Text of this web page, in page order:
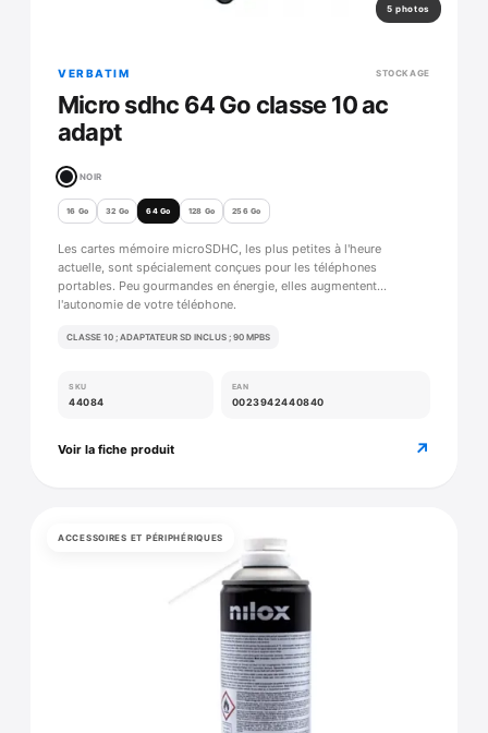
5 photos
VERBATIM STOCKAGE
Micro sdhc 64 Go classe 10 ac
adapt
NOIR
16 Go 32 Go 64 Go 128 Go 256 Go
Les cartes mémoire microSDHC, les plus petites à l'heure
actuelle, sont spécialement conçues pour les téléphones
portables. Peu gourmandes en énergie, elles augmentent
l'autonomie de votre téléphone.
CLASSE 10 ; ADAPTATEUR SD INCLUS ; 90 MPBS
SKU
44084
EAN
0023942440840
Voir la fiche produit ↗
ACCESSOIRES ET PÉRIPHÉRIQUES